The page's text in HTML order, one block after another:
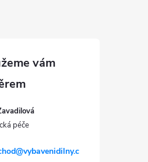
@vybavenidilny.c